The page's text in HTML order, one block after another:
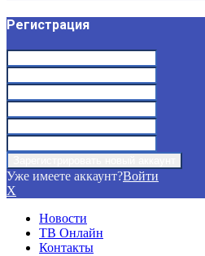
Регистрация
Уже имеете аккаунт?Войти
X
Новости
ТВ Онлайн
Контакты